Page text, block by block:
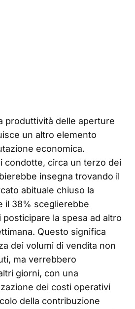
produttività delle aperture
un altro elemento
economica.
condotte, circa un terzo dei
insegna trovando il
abituale chiuso la
il 38% sceglierebbe
la spesa ad altro
Questo significa
dei volumi di vendita non
ma verrebbero
giorni, con una
dei costi operativi
della contribuzione